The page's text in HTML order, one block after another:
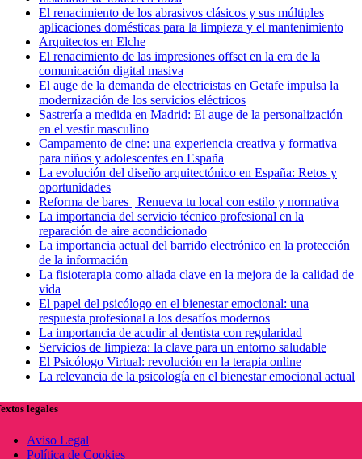
El renacimiento de los abrasivos clásicos y sus múltiples
aplicaciones domésticas para la limpieza y el mantenimiento
Arquitectos en Elche
El renacimiento de las impresiones offset en la era de la
comunicación digital masiva
El auge de la demanda de electricistas en Getafe impulsa la
modernización de los servicios eléctricos
Sastrería a medida en Madrid: El auge de la personalización
en el vestir masculino
Campamento de cine: una experiencia creativa y formativa
para niños y adolescentes en España
La evolución del diseño arquitectónico en España: Retos y
oportunidades
Reforma de bares | Renueva tu local con estilo y normativa
La importancia del servicio técnico profesional en la
reparación de aire acondicionado
La importancia actual del barrido electrónico en la protección
de la información
La fisioterapia como aliada clave en la mejora de la calidad de
vida
El papel del psicólogo en el bienestar emocional: una
respuesta profesional a los desafíos modernos
La importancia de acudir al dentista con regularidad
Servicios de limpieza: la clave para un entorno saludable
El Psicólogo Virtual: revolución en la terapia online
La relevancia de la psicología en el bienestar emocional actual
legales
Aviso Legal
Política de Cookies